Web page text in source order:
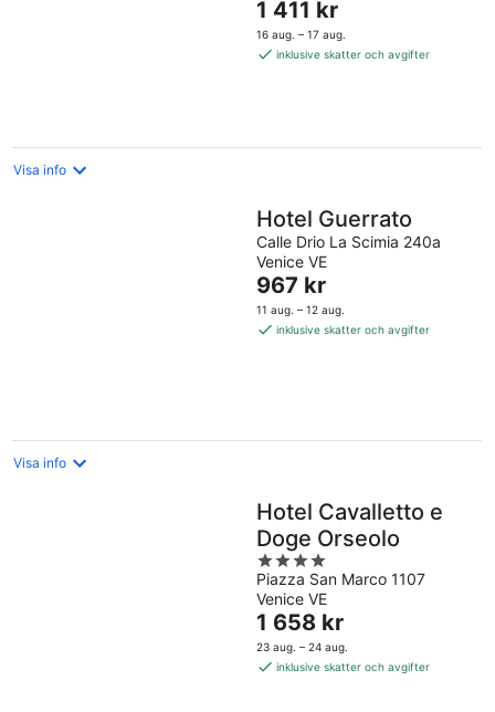
5
Priset
är
1 411 kr
1 411 kr
16 aug. – 17 aug.
inklusive skatter och avgifter
Visa info
Hotel Guerrato
Calle Drio La Scimia 240a
Venice VE
Priset
är
967 kr
967 kr
11 aug. – 12 aug.
inklusive skatter och avgifter
Visa info
Hotel Cavalletto e
Doge Orseolo
4
out
of
5
Piazza San Marco 1107
Venice VE
Priset
är
1 658 kr
1 658 kr
23 aug. – 24 aug.
inklusive skatter och avgifter